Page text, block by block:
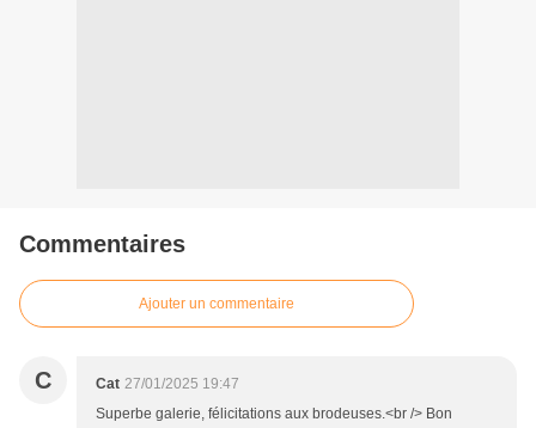
Commentaires
Ajouter un commentaire
C Cat 27/01/2025 19:47
Superbe galerie, félicitations aux brodeuses.<br /> Bon